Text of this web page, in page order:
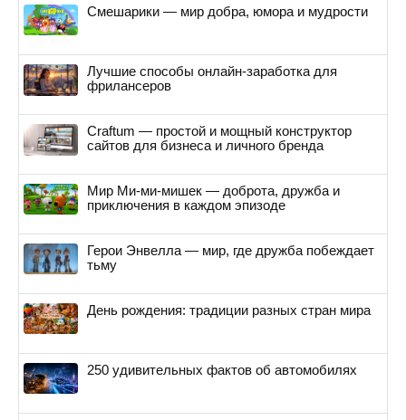
Смешарики — мир добра, юмора и мудрости
Лучшие способы онлайн-заработка для
фрилансеров
Craftum — простой и мощный конструктор
сайтов для бизнеса и личного бренда
Мир Ми-ми-мишек — доброта, дружба и
приключения в каждом эпизоде
Герои Энвелла — мир, где дружба побеждает
тьму
День рождения: традиции разных стран мира
250 удивительных фактов об автомобилях